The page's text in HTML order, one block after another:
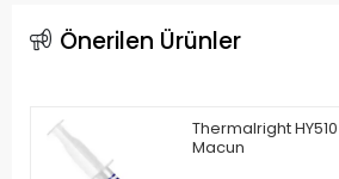
Önerilen Ürünler
Thermalright
Macun